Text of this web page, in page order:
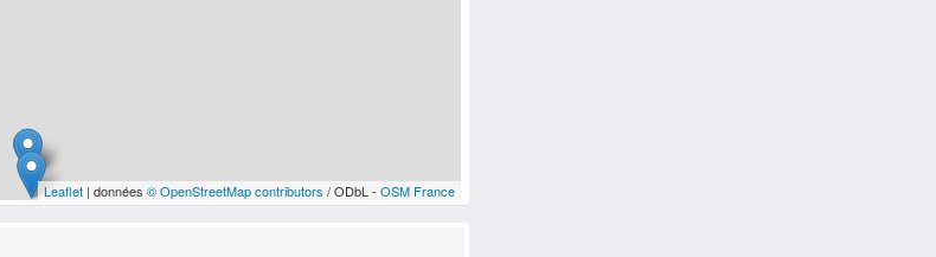
Leaflet | données© OpenStreetMap contributors / ODbL -OSM France